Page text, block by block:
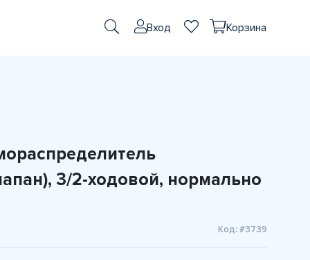
Вход Корзина
3/2-ходовой, нормально
Код: #3739